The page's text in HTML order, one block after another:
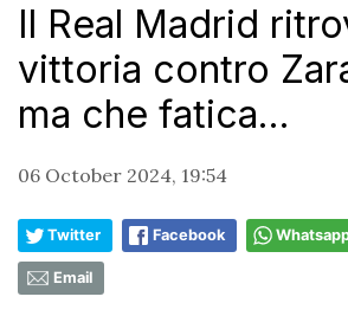
Il Real Madrid
vittoria contro
ma che fatica...
06 October 2024, 19:54
Twitter Facebook
Email